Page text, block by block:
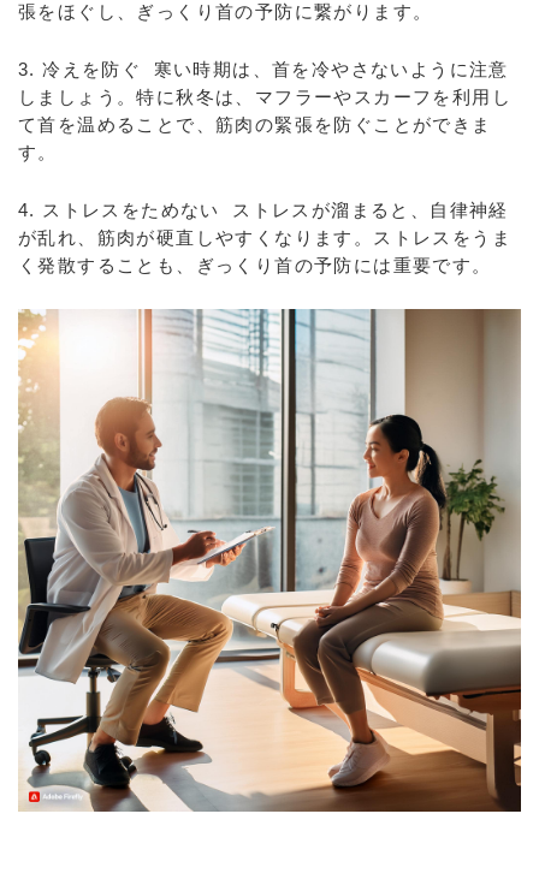
張をほぐし、ぎっくり首の予防に繋がります。
3. 冷えを防ぐ 寒い時期は、首を冷やさないように注意
しましょう。特に秋冬は、マフラーやスカーフを利用し
て首を温めることで、筋肉の緊張を防ぐことができま
す。
4. ストレスをためない ストレスが溜まると、自律神経
が乱れ、筋肉が硬直しやすくなります。ストレスをうま
く発散することも、ぎっくり首の予防には重要です。